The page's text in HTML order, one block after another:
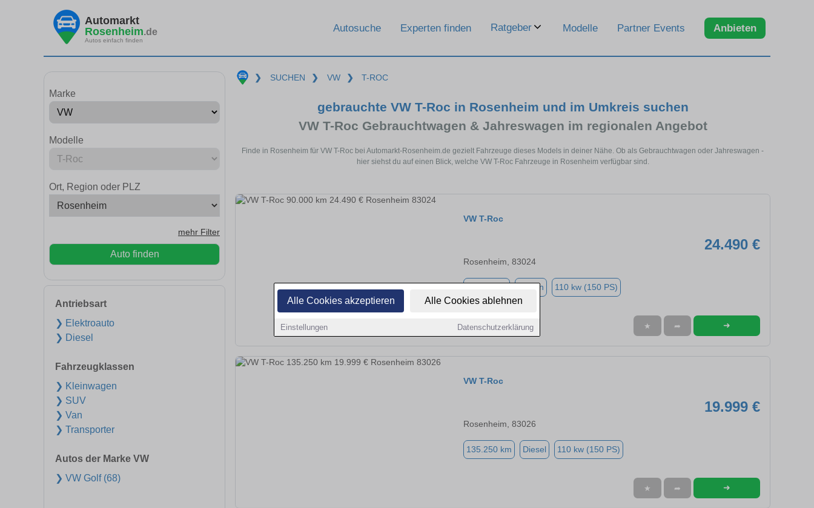
Alle Cookies akzeptieren Alle Cookies ablehnen
Einstellungen Datenschutzerklärung
Automarkt
Rosenheim.de
Autos einfach finden
Autosuche Experten finden Ratgeber Modelle Partner Events Anbieten
Marke
Modelle
Ort, Region oder PLZ
mehr Filter
Auto finden
Antriebsart
❯ Elektroauto
❯ Diesel
Fahrzeugklassen
❯ Kleinwagen
❯ SUV
❯ Van
❯ Transporter
Autos der Marke VW
❯ VW Golf (68)
❯ SUCHEN ❯ VW ❯ T-ROC
gebrauchte VW T-Roc in Rosenheim und im Umkreis suchen
VW T-Roc Gebrauchtwagen & Jahreswagen im regionalen Angebot
Finde in Rosenheim für VW T-Roc bei Automarkt-Rosenheim.de gezielt Fahrzeuge dieses Models in deiner Nähe. Ob als Gebrauchtwagen oder Jahreswagen -
hier siehst du auf einen Blick, welche VW T-Roc Fahrzeuge in Rosenheim verfügbar sind.
VW T-Roc
24.490 €
Rosenheim, 83024
Benzin 110 kw (150 PS)
★ ➦ ➜
VW T-Roc
19.999 €
Rosenheim, 83026
135.250 km Diesel 110 kw (150 PS)
★ ➦ ➜